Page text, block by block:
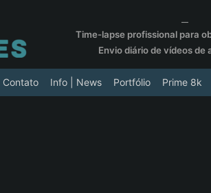
Time-lapse profissional para
Envio diário de vídeos de
Contato Info | News Portfólio Prime 8k